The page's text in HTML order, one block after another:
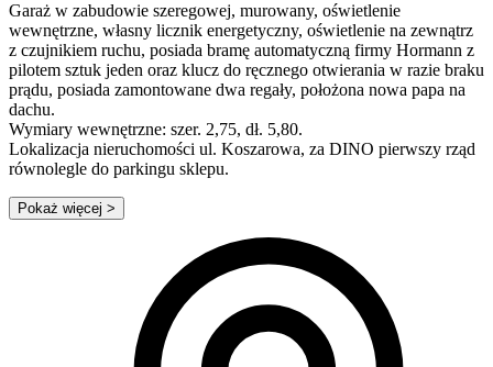
Garaż w zabudowie szeregowej, murowany, oświetlenie
wewnętrzne, własny licznik energetyczny, oświetlenie na zewnątrz
z czujnikiem ruchu, posiada bramę automatyczną firmy Hormann z
pilotem sztuk jeden oraz klucz do ręcznego otwierania w razie braku
prądu, posiada zamontowane dwa regały, położona nowa papa na
dachu.
Wymiary wewnętrzne: szer. 2,75, dł. 5,80.
Lokalizacja nieruchomości ul. Koszarowa, za DINO pierwszy rząd
równolegle do parkingu sklepu.
Pokaż więcej >